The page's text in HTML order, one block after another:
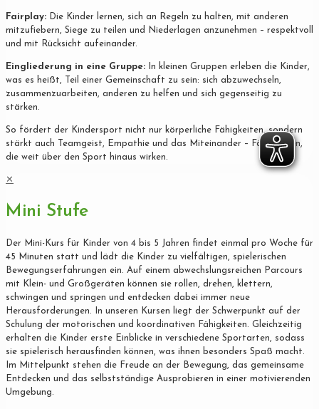
Fairplay: Die Kinder lernen, sich an Regeln zu halten, mit anderen
mitzufiebern, Siege zu teilen und Niederlagen anzunehmen – respektvoll
und mit Rücksicht aufeinander.
Eingliederung in eine Gruppe: In kleinen Gruppen erleben die Kinder,
was es heißt, Teil einer Gemeinschaft zu sein: sich abzuwechseln,
zusammenzuarbeiten, anderen zu helfen und sich gegenseitig zu
stärken.
So fördert der Kindersport nicht nur körperliche Fähigkeiten, sondern
stärkt auch Teamgeist, Empathie und das Miteinander – Fähigkeiten,
die weit über den Sport hinaus wirken.
✕
Mini Stufe
Der Mini-Kurs für Kinder von 4 bis 5 Jahren findet einmal pro Woche für
45 Minuten statt und lädt die Kinder zu vielfältigen, spielerischen
Bewegungserfahrungen ein. Auf einem abwechslungsreichen Parcours
mit Klein- und Großgeräten können sie rollen, drehen, klettern,
schwingen und springen und entdecken dabei immer neue
Herausforderungen. In unseren Kursen liegt der Schwerpunkt auf der
Schulung der motorischen und koordinativen Fähigkeiten. Gleichzeitig
erhalten die Kinder erste Einblicke in verschiedene Sportarten, sodass
sie spielerisch herausfinden können, was ihnen besonders Spaß macht.
Im Mittelpunkt stehen die Freude an der Bewegung, das gemeinsame
Entdecken und das selbstständige Ausprobieren in einer motivierenden
Umgebung.